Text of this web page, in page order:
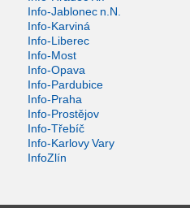
Info-Jablonec n.N.
Info-Karviná
Info-Liberec
Info-Most
Info-Opava
Info-Pardubice
Info-Praha
Info-Prostějov
Info-Třebíč
Info-Karlovy Vary
InfoZlín